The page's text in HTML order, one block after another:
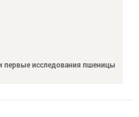
первые исследования пшеницы